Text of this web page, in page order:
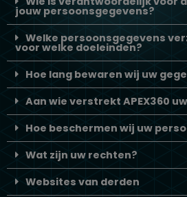
jouw persoonsgegevens?
Welke persoonsgegevens
voor welke doeleinden?
Hoe lang bewaren wij uw
Aan wie verstrekt APEX360
Hoe beschermen wij uw
Wat zijn uw rechten?
Websites van derden